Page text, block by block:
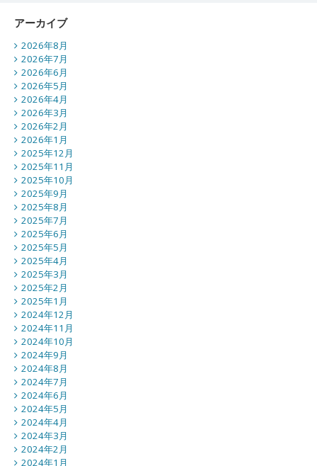
アーカイブ
2026年8月
2026年7月
2026年6月
2026年5月
2026年4月
2026年3月
2026年2月
2026年1月
2025年12月
2025年11月
2025年10月
2025年9月
2025年8月
2025年7月
2025年6月
2025年5月
2025年4月
2025年3月
2025年2月
2025年1月
2024年12月
2024年11月
2024年10月
2024年9月
2024年8月
2024年7月
2024年6月
2024年5月
2024年4月
2024年3月
2024年2月
2024年1月